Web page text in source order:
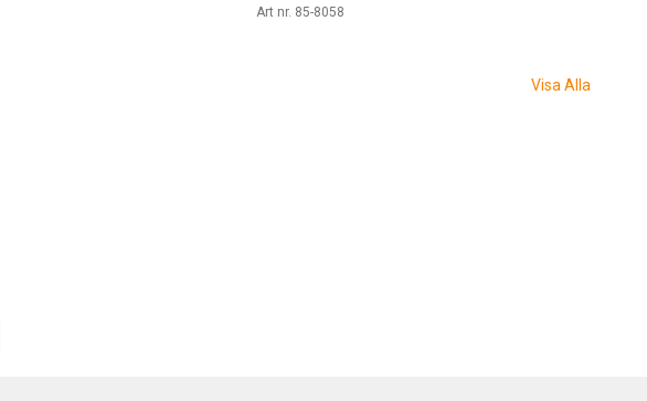
Art nr. 85-8058
Visa Alla